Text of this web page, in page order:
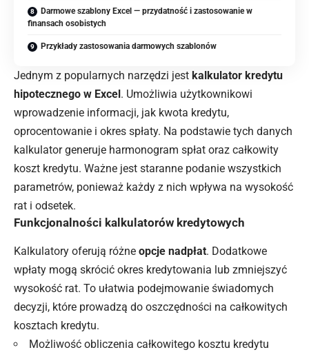
Darmowe szablony Excel — przydatność i zastosowanie w
finansach osobistych
Przykłady zastosowania darmowych szablonów
Jednym z popularnych narzędzi jest kalkulator kredytu
hipotecznego w Excel. Umożliwia użytkownikowi
wprowadzenie informacji, jak kwota kredytu,
oprocentowanie i okres spłaty. Na podstawie tych danych
kalkulator generuje harmonogram spłat oraz całkowity
koszt kredytu. Ważne jest staranne podanie wszystkich
parametrów, ponieważ każdy z nich wpływa na wysokość
rat i odsetek.
Funkcjonalności kalkulatorów kredytowych
Kalkulatory oferują różne opcje nadpłat. Dodatkowe
wpłaty mogą skrócić okres kredytowania lub zmniejszyć
wysokość rat. To ułatwia podejmowanie świadomych
decyzji, które prowadzą do oszczędności na całkowitych
kosztach kredytu.
Możliwość obliczenia całkowitego kosztu kredytu